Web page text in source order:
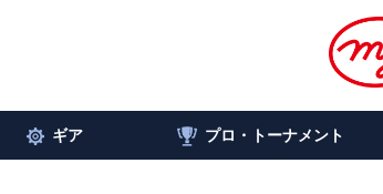
ギア プロ・トーナメント